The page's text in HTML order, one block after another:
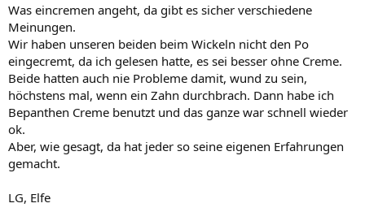
Was eincremen angeht, da gibt es sicher verschiedene
Meinungen.
Wir haben unseren beiden beim Wickeln nicht den Po
eingecremt, da ich gelesen hatte, es sei besser ohne Creme.
Beide hatten auch nie Probleme damit, wund zu sein,
höchstens mal, wenn ein Zahn durchbrach. Dann habe ich
Bepanthen Creme benutzt und das ganze war schnell wieder
ok.
Aber, wie gesagt, da hat jeder so seine eigenen Erfahrungen
gemacht.
LG, Elfe